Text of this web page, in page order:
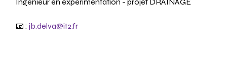
📧 : jb.delva@it2.fr